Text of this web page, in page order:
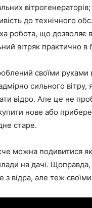
вітрогенераторів;
до технічного
робота, що дозволяє
вітряк практично в
своїми руками
сильного вітру,
відро. Але це не
нове або
старе.
можна подивитися
на дачі. Щоправда,
з відра, але теж